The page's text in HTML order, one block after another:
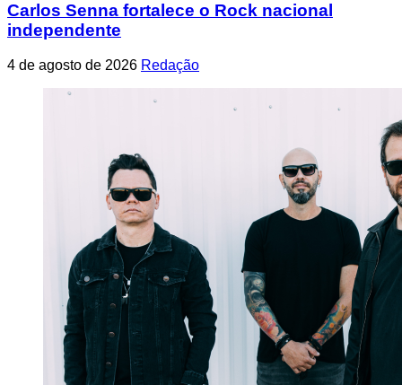
Carlos Senna fortalece o Rock nacional
independente
4 de agosto de 2026 Redação